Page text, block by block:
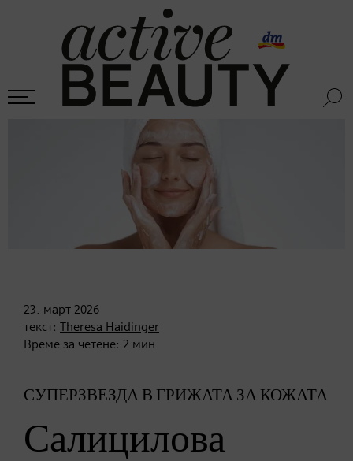
23. март 2026
текст:
Theresa Haidinger
Време за четене: 2 мин
СУПЕРЗВЕЗДА В ГРИЖАТА ЗА КОЖАТА
Салицилова